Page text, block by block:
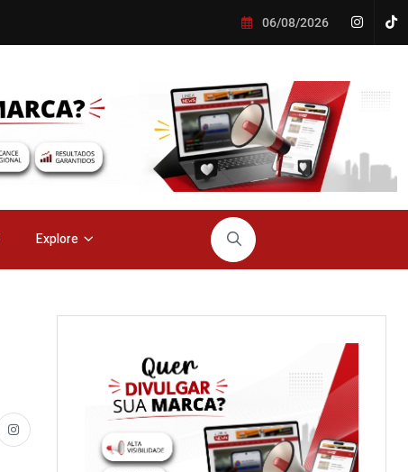
06/08/2026
Explore